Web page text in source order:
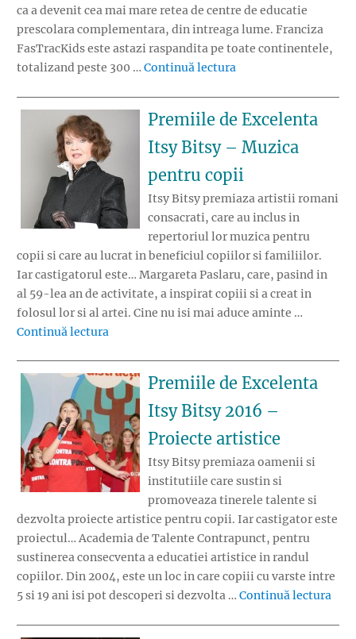
ca a devenit cea mai mare retea de centre de educatie
prescolara complementara, din intreaga lume. Franciza
FasTracKids este astazi raspandita pe toate continentele,
totalizand peste 300 … Continuă lectura
Premiile de Excelenta
Itsy Bitsy – Muzica
pentru copii
Itsy Bitsy premiaza artistii romani
consacrati, care au inclus in
repertoriul lor muzica pentru
copii si care au lucrat in beneficiul copiilor si familiilor.
Iar castigatorul este… Margareta Paslaru, care, pasind in
al 59-lea an de activitate, a inspirat copiii si a creat in
folosul lor si al artei. Cine nu isi mai aduce aminte …
Continuă lectura
Premiile de Excelenta
Itsy Bitsy 2016 –
Proiecte artistice
Itsy Bitsy premiaza oamenii si
institutiile care sustin si
promoveaza tinerele talente si
dezvolta proiecte artistice pentru copii. Iar castigator este
proiectul… Academia de Talente Contrapunct, pentru
sustinerea consecventa a educatiei artistice in randul
copiilor. Din 2004, este un loc in care copiii cu varste intre
5 si 19 ani isi pot descoperi si dezvolta … Continuă lectura